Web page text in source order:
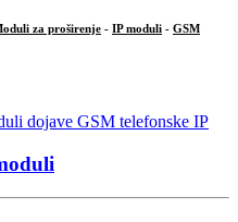
za proširenje - IP moduli - GSM